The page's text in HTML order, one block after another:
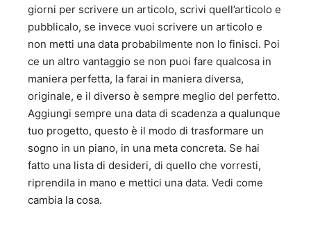
giorni per scrivere un articolo, scrivi quell’articolo e
pubblicalo, se invece vuoi scrivere un articolo e
non metti una data probabilmente non lo finisci. Poi
ce un altro vantaggio se non puoi fare qualcosa in
maniera perfetta, la farai in maniera diversa,
originale, e il diverso è sempre meglio del perfetto.
Aggiungi sempre una data di scadenza a qualunque
tuo progetto, questo è il modo di trasformare un
sogno in un piano, in una meta concreta. Se hai
fatto una lista di desideri, di quello che vorresti,
riprendila in mano e mettici una data. Vedi come
cambia la cosa.